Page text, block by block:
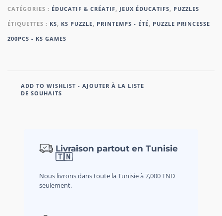
CATÉGORIES : ÉDUCATIF & CRÉATIF JEUX ÉDUCATIFS
PUZZLES
ÉTIQUETTES : KS KS PUZZLE PRINTEMPS - ÉTÉ
PUZZLE PRINCESSE
200PCS - KS GAMES
ADD TO WISHLIST - AJOUTER À LA LISTE
DE SOUHAITS
Livraison partout en Tunisie
🇹🇳
Nous livrons dans toute la Tunisie à 7,000 TND
seulement.